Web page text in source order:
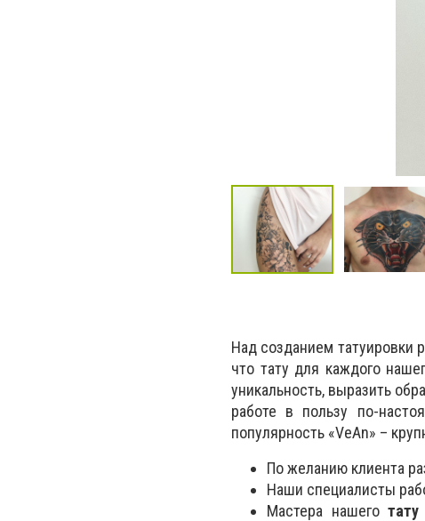
Над созданием татуировки
что тату для каждого
уникальность, выразить
работе в пользу по-
популярность «VeAn» –
По желанию клиента
Наши специалисты
Мастера нашего